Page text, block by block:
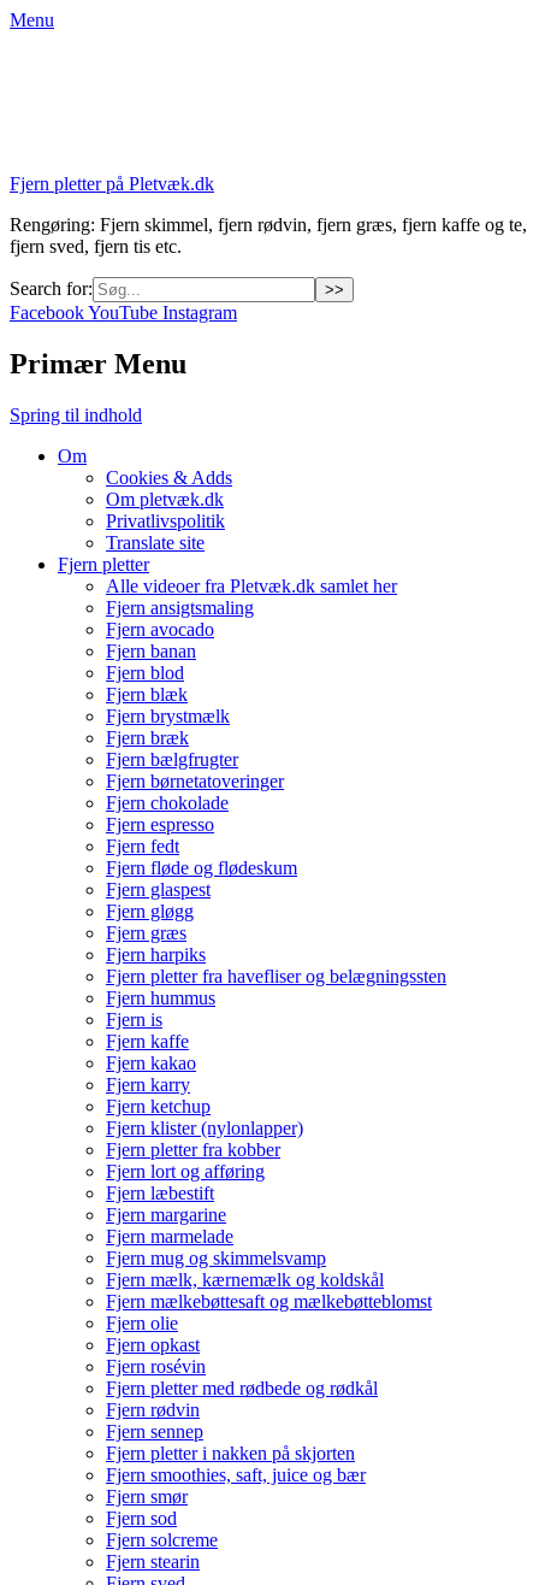
Menu
Fjern pletter på Pletvæk.dk
Rengøring: Fjern skimmel, fjern rødvin, fjern græs, fjern kaffe og te,
fjern sved, fjern tis etc.
Search for:
FacebookYouTube Instagram
Primær Menu
Spring til indhold
Om
Cookies & Adds
Om pletvæk.dk
Privatlivspolitik
Translate site
Fjern pletter
Alle videoer fra Pletvæk.dk samlet her
Fjern ansigtsmaling
Fjern avocado
Fjern banan
Fjern blod
Fjern blæk
Fjern brystmælk
Fjern bræk
Fjern bælgfrugter
Fjern børnetatoveringer
Fjern chokolade
Fjern espresso
Fjern fedt
Fjern fløde og flødeskum
Fjern glaspest
Fjern gløgg
Fjern græs
Fjern harpiks
Fjern pletter fra havefliser og belægningssten
Fjern hummus
Fjern is
Fjern kaffe
Fjern kakao
Fjern karry
Fjern ketchup
Fjern klister (nylonlapper)
Fjern pletter fra kobber
Fjern lort og afføring
Fjern læbestift
Fjern margarine
Fjern marmelade
Fjern mug og skimmelsvamp
Fjern mælk, kærnemælk og koldskål
Fjern mælkebøttesaft og mælkebøtteblomst
Fjern olie
Fjern opkast
Fjern rosévin
Fjern pletter med rødbede og rødkål
Fjern rødvin
Fjern sennep
Fjern pletter i nakken på skjorten
Fjern smoothies, saft, juice og bær
Fjern smør
Fjern sod
Fjern solcreme
Fjern stearin